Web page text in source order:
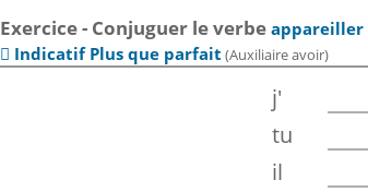
Exercice - Conjuguer le verbeappareiller
 Indicatif Plus que parfait (Auxiliaire avoir)
j'
tu
il